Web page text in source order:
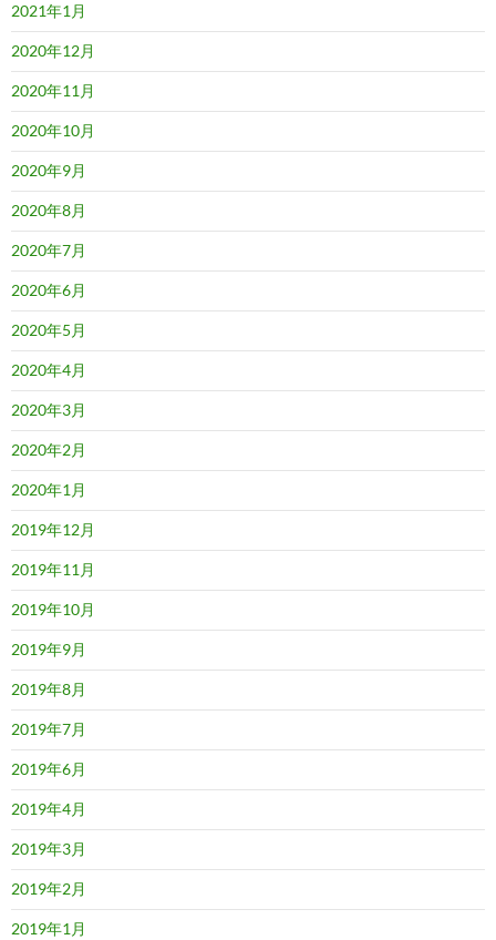
2021年1月
2020年12月
2020年11月
2020年10月
2020年9月
2020年8月
2020年7月
2020年6月
2020年5月
2020年4月
2020年3月
2020年2月
2020年1月
2019年12月
2019年11月
2019年10月
2019年9月
2019年8月
2019年7月
2019年6月
2019年4月
2019年3月
2019年2月
2019年1月